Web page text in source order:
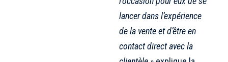
lancer dans l’expérience
de la vente et d’être en
contact direct avec la